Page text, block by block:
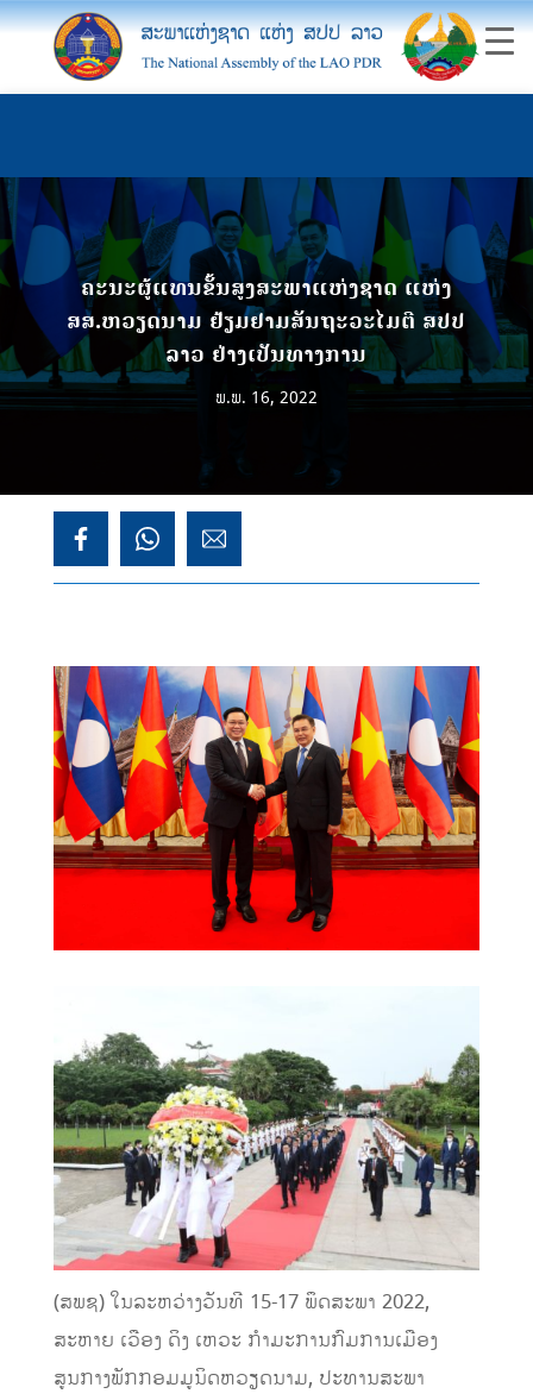
ຄະນະຜູ້ແທນຂັ້ນສູງສະພາແຫ່ງຊາດ ແຫ່ງ
ສສ.ຫວຽດນາມ ຢ້ຽມຢາມສັນຖະວະໄມຕີ ສປປ
ລາວ ຢ່າງເປັນທາງການ
ພ.ພ. 16, 2022
(ສພຊ) ໃນລະຫວ່າງວັນທີ 15-17 ພຶດສະພາ 2022,
ສະຫາຍ ເວືອງ ດິງ ເຫວະ ກໍາມະການກົມການເມືອງ
ສູນກາງພັກກອມມູນິດຫວຽດນາມ, ປະທານສະພາ